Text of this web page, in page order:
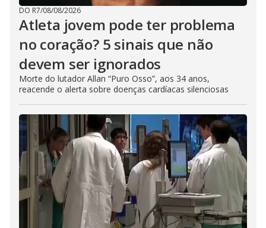
DO R7/08/08/2026
Atleta jovem pode ter problema
no coração? 5 sinais que não
devem ser ignorados
Morte do lutador Allan “Puro Osso”, aos 34 anos,
reacende o alerta sobre doenças cardíacas silenciosas